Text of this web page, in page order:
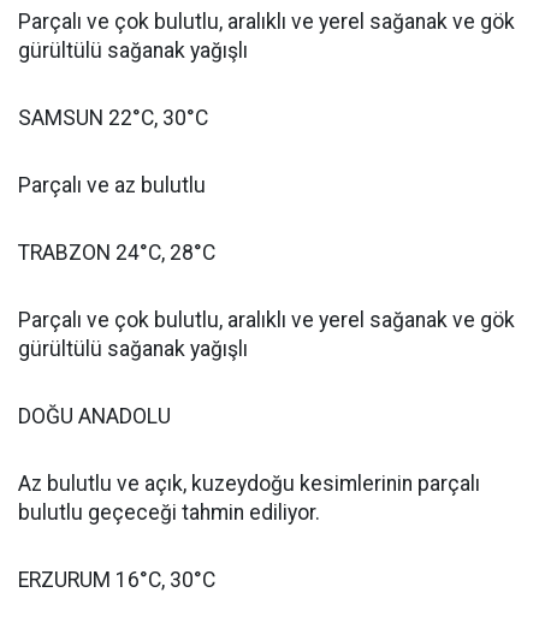
Parçalı ve çok bulutlu, aralıklı ve yerel sağanak ve gök
gürültülü sağanak yağışlı
SAMSUN 22°C, 30°C
Parçalı ve az bulutlu
TRABZON 24°C, 28°C
Parçalı ve çok bulutlu, aralıklı ve yerel sağanak ve gök
gürültülü sağanak yağışlı
DOĞU ANADOLU
Az bulutlu ve açık, kuzeydoğu kesimlerinin parçalı
bulutlu geçeceği tahmin ediliyor.
ERZURUM 16°C, 30°C